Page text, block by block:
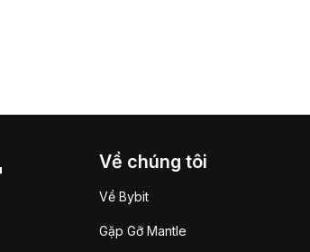
Về chúng tôi
Về Bybit
Gặp Gỡ Mantle